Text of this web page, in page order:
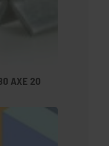
AXE 20